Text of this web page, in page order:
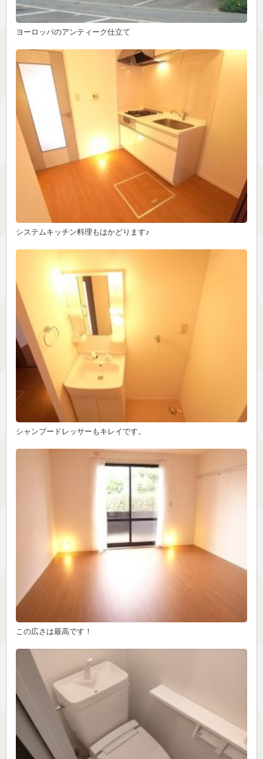
ヨーロッパのアンティーク仕立て
システムキッチン料理もはかどります♪
シャンプードレッサーもキレイです。
この広さは最高です！